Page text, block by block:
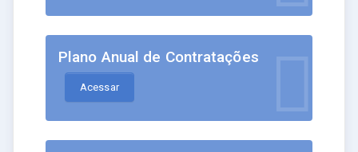
Plano Anual de Contratações
Acessar